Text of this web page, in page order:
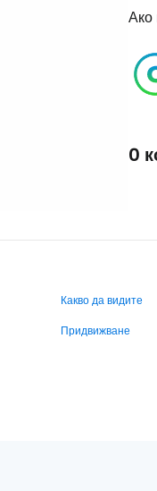
Ако
0
Какво да видите
Придвижване